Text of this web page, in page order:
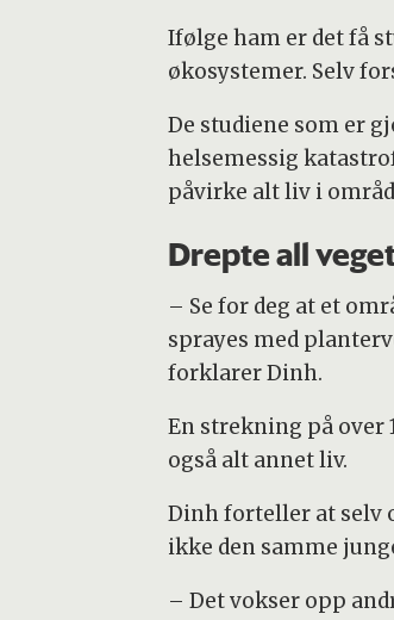
Ifølge ham er det få
økosystemer. Selv
De studiene som er
helsemessig
påvirke alt liv i
Drepte all
– Se for deg at et
sprayes med
forklarer Dinh.
En strekning på over
også alt annet liv.
Dinh forteller at selv
ikke den samme
– Det vokser opp